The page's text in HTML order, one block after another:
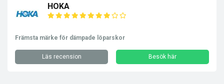
HOKA
Främsta märke för dämpade löparskor
Läs recension Besök här